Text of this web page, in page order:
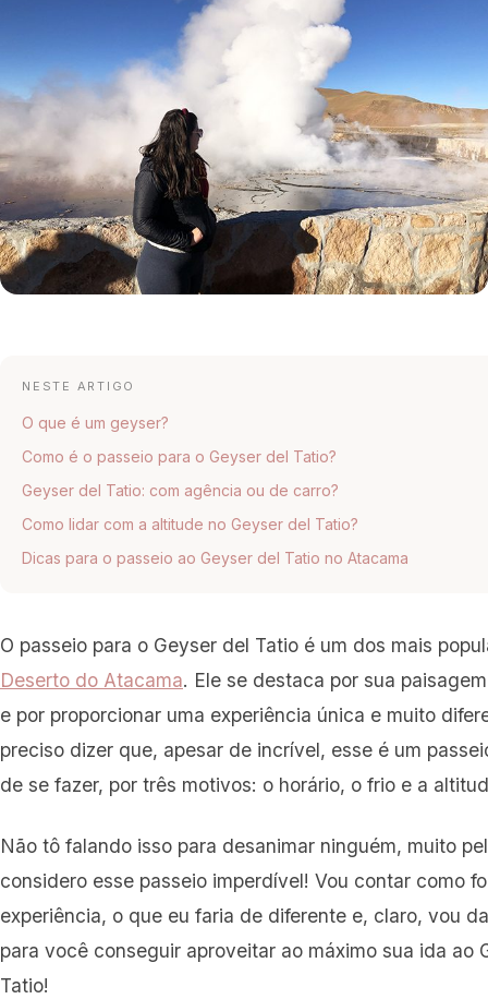
NESTE ARTIGO
O que é um geyser?
Como é o passeio para o Geyser del Tatio?
Geyser del Tatio: com agência ou de carro?
Como lidar com a altitude no Geyser del Tatio?
Dicas para o passeio ao Geyser del Tatio no Atacama
O passeio para o Geyser del Tatio é um dos mais
Deserto do Atacama. Ele se destaca por sua
e por proporcionar uma experiência única e muito
preciso dizer que, apesar de incrível, esse é um
de se fazer, por três motivos: o horário, o frio e a
Não tô falando isso para desanimar ninguém, muito
considero esse passeio imperdível! Vou contar como
experiência, o que eu faria de diferente e, claro, vou
para você conseguir aproveitar ao máximo sua ida ao
Tatio!